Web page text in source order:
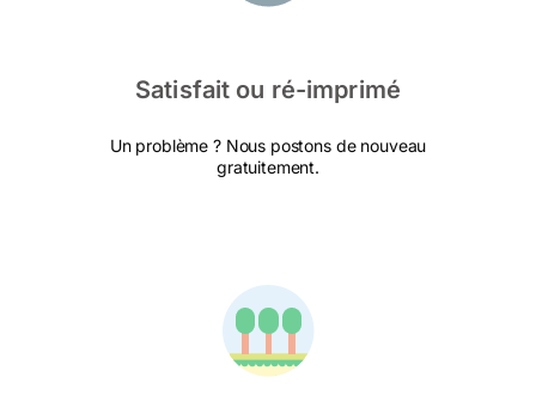
Satisfait ou ré-imprimé
Un problème ? Nous postons de nouveau
gratuitement.